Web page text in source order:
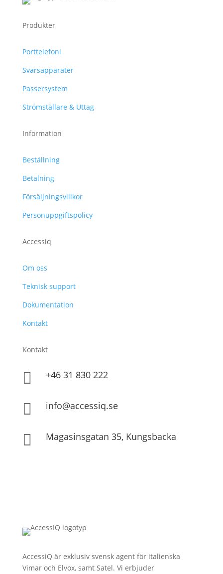
Produkter
Porttelefoni
Svarsapparater
Passersystem
Strömställare & Uttag
Information
Beställning
Betalning
Försäljningsvillkor
Personuppgiftspolicy
Accessiq
Om oss
Teknisk support
Dokumentation
Kontakt
Kontakt
 +46 31 830 222
 info@accessiq.se
 Magasinsgatan 35, Kungsbacka
AccessiQ är exklusiv svensk agent för italienska
Vimar och Elvox, samt Satel. Vi erbjuder